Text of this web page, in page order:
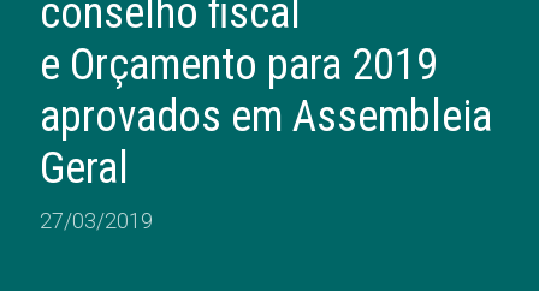
conselho fiscal
e Orçamento para 2019
aprovados em Assembleia
Geral
27/03/2019